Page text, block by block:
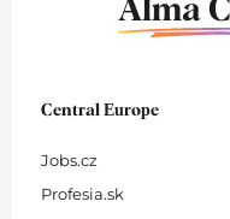
Alma
Central Europe
Jobs.cz
Profesia.sk